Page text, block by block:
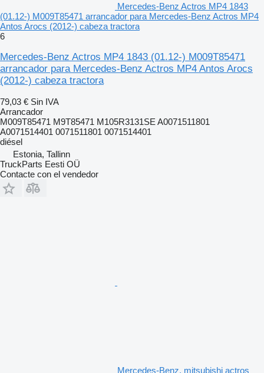
Mercedes-Benz Actros MP4 1843
(01.12-) M009T85471 arrancador para Mercedes-Benz Actros MP4
Antos Arocs (2012-) cabeza tractora
6
Mercedes-Benz Actros MP4 1843 (01.12-) M009T85471
arrancador para Mercedes-Benz Actros MP4 Antos Arocs
(2012-) cabeza tractora
79,03 € Sin IVA
Arrancador
M009T85471 M9T85471 M105R3131SE A0071511801
A0071514401 0071511801 0071514401
diésel
Estonia, Tallinn
TruckParts Eesti OÜ
Contacte con el vendedor
Mercedes-Benz, mitsubishi actros